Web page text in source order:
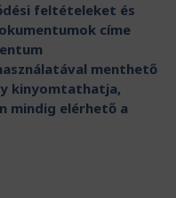
feltételeket és
címe
menthető
kinyomtathatja,
mindig elérhető a